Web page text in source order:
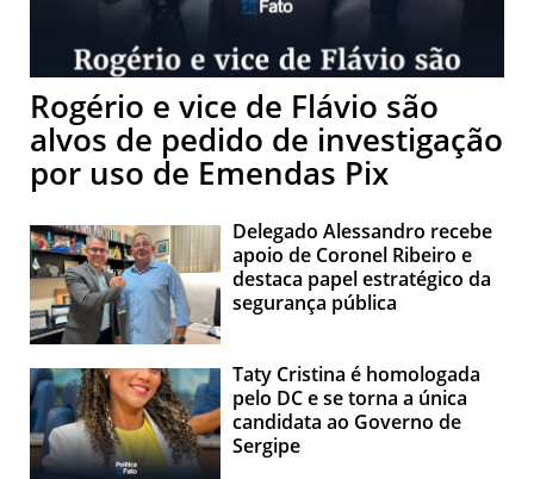
Rogério e vice de Flávio são
alvos de pedido de investigação
por uso de Emendas Pix
Delegado Alessandro recebe
apoio de Coronel Ribeiro e
destaca papel estratégico da
segurança pública
Taty Cristina é homologada
pelo DC e se torna a única
candidata ao Governo de
Sergipe